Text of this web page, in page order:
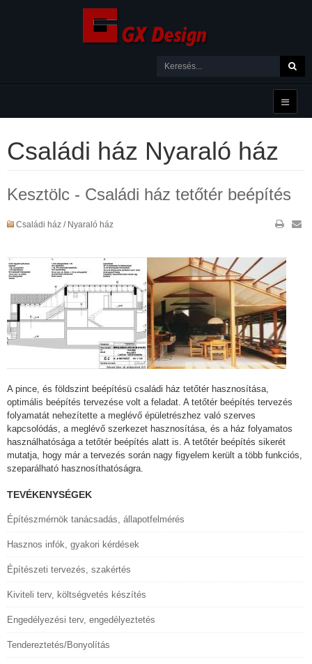
Családi ház Nyaraló ház
Kesztölc - Családi ház tetőtér beépítés
Családi ház / Nyaraló ház
A pince, és földszint beépítésü családi ház tetőtér hasznosítása,
optimális beépítés tervezése volt a feladat. A tetőtér beépítés tervezés
folyamatát nehezítette a meglévő épületrészhez való szerves
kapcsolódás, a meglévő szerkezet hasznosítása, és a ház folyamatos
használhatósága a tetőtér beépítés alatt is. A tetőtér beépítés sikerét
mutatja, hogy már a tervezés során nagy figyelem került a több funkciós,
szeparálható hasznosíthatóságra.
TEVÉKENYSÉGEK
Építészmérnök tanácsadás, állapotfelmérés
Hasznos infók, gyakori kérdések
Építészeti tervezés, szakértés
Kiviteli terv, költségvetés készítés
Engedélyezési terv, engedélyeztetés
Tendereztetés/Bonyolítás